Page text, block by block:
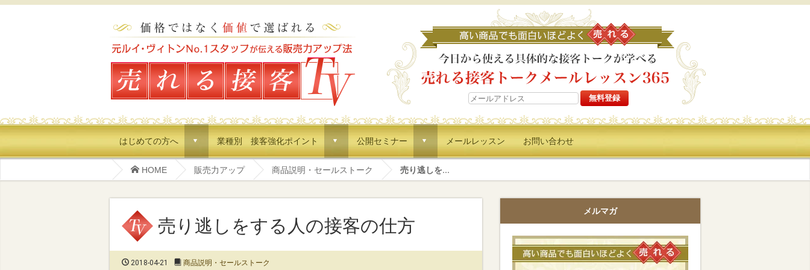
はじめての方へ d 業種別 接客強化ポイント d 公開セミナー d メールレッスン お問い合わせ
HOME 販売力アップ 商品説明・セールストーク 売り逃しを...
売り逃しをする人の接客の仕方
2018-04-21 商品説明・セールストーク
メルマガ